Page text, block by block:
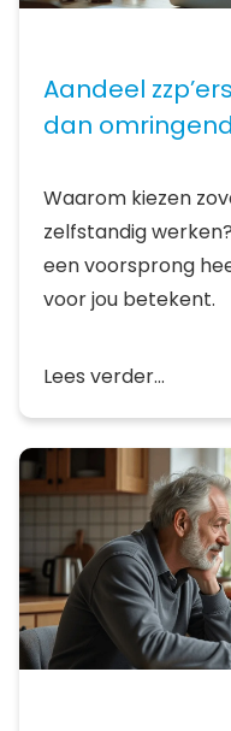
Aandeel
dan
Waarom kiezen
zelfstandig
een voorsprong
voor jou betekent.
Lees verder...